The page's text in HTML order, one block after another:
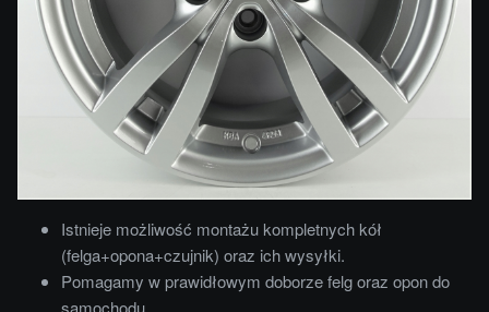
Istnieje możliwość montażu kompletnych kół
(felga+opona+czujnik) oraz ich wysyłki.
Pomagamy w prawidłowym doborze felg oraz opon do
samochodu.